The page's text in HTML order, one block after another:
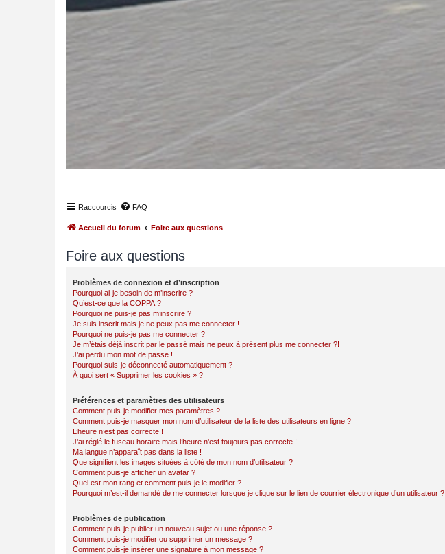
Raccourcis FAQ
Accueil du forum Foire aux questions
Foire aux questions
Problèmes de connexion et d’inscription
Pourquoi ai-je besoin de m’inscrire ?
Qu’est-ce que la COPPA ?
Pourquoi ne puis-je pas m’inscrire ?
Je suis inscrit mais je ne peux pas me connecter !
Pourquoi ne puis-je pas me connecter ?
Je m’étais déjà inscrit par le passé mais ne peux à présent plus me connecter ?!
J’ai perdu mon mot de passe !
Pourquoi suis-je déconnecté automatiquement ?
À quoi sert « Supprimer les cookies » ?
Préférences et paramètres des utilisateurs
Comment puis-je modifier mes paramètres ?
Comment puis-je masquer mon nom d’utilisateur de la liste des utilisateurs en ligne ?
L’heure n’est pas correcte !
J’ai réglé le fuseau horaire mais l’heure n’est toujours pas correcte !
Ma langue n’apparaît pas dans la liste !
Que signifient les images situées à côté de mon nom d’utilisateur ?
Comment puis-je afficher un avatar ?
Quel est mon rang et comment puis-je le modifier ?
Pourquoi m’est-il demandé de me connecter lorsque je clique sur le lien de courrier électronique d’un utilisateur ?
Problèmes de publication
Comment puis-je publier un nouveau sujet ou une réponse ?
Comment puis-je modifier ou supprimer un message ?
Comment puis-je insérer une signature à mon message ?